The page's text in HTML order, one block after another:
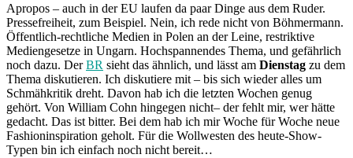
Apropos – auch in der EU laufen da paar Dinge aus dem Ruder.
Pressefreiheit, zum Beispiel. Nein, ich rede nicht von Böhmermann.
Öffentlich-rechtliche Medien in Polen an der Leine, restriktive
Mediengesetze in Ungarn. Hochspannendes Thema, und gefährlich
noch dazu. DerBR sieht das ähnlich, und lässt am Dienstag zu dem
Thema diskutieren. Ich diskutiere mit – bis sich wieder alles um
Schmähkritik dreht. Davon hab ich die letzten Wochen genug
gehört. Von William Cohn hingegen nicht– der fehlt mir, wer hätte
gedacht. Das ist bitter. Bei dem hab ich mir Woche für Woche neue
Fashioninspiration geholt. Für die Wollwesten des heute-Show-
Typen bin ich einfach noch nicht bereit…